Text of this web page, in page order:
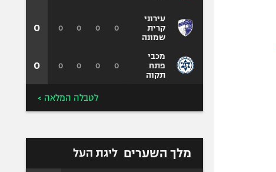
עירוני
קרית
שמונה
מכבי
פתח
תקוה
0
0
0
0
0
0
0
0
0
0
לטבלה המלאה >
מלך השערים ליגת העל